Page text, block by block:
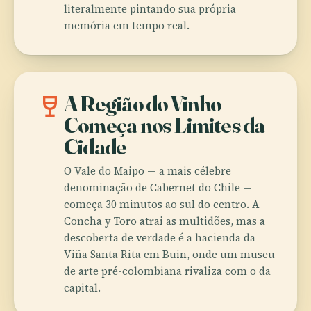
literalmente pintando sua própria
memória em tempo real.
wine_bar A Região do Vinho
Começa nos Limites da
Cidade
O Vale do Maipo — a mais célebre
denominação de Cabernet do Chile —
começa 30 minutos ao sul do centro. A
Concha y Toro atrai as multidões, mas a
descoberta de verdade é a hacienda da
Viña Santa Rita em Buin, onde um museu
de arte pré-colombiana rivaliza com o da
capital.